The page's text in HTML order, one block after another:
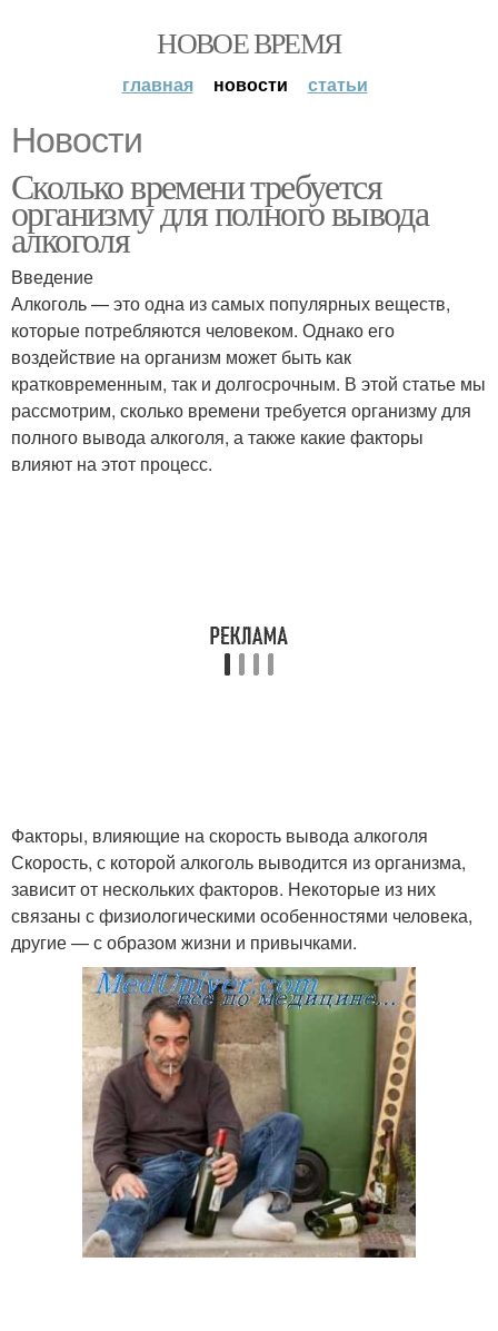
НОВОЕ ВРЕМЯ
главная новости статьи
Новости
Сколько времени требуется
организму для полного вывода
алкоголя
Введение
Алкоголь — это одна из самых популярных веществ,
которые потребляются человеком. Однако его
воздействие на организм может быть как
кратковременным, так и долгосрочным. В этой статье мы
рассмотрим, сколько времени требуется организму для
полного вывода алкоголя, а также какие факторы
влияют на этот процесс.
Факторы, влияющие на скорость вывода алкоголя
Скорость, с которой алкоголь выводится из организма,
зависит от нескольких факторов. Некоторые из них
связаны с физиологическими особенностями человека,
другие — с образом жизни и привычками.